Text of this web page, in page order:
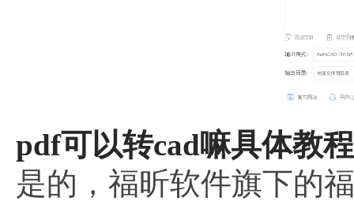
pdf可以转cad嘛具体教
是的，福昕软件旗下的